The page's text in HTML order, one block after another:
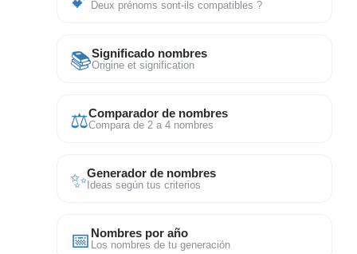
Deux prénoms sont-ils compatibles ?
📚Significado nombres
Origine et signification
⚖Comparador de nombres
Compara de 2 a 4 nombres
✨Generador de nombres
Ideas según tus criterios
📅 Nombres por año
Los nombres de tu generación